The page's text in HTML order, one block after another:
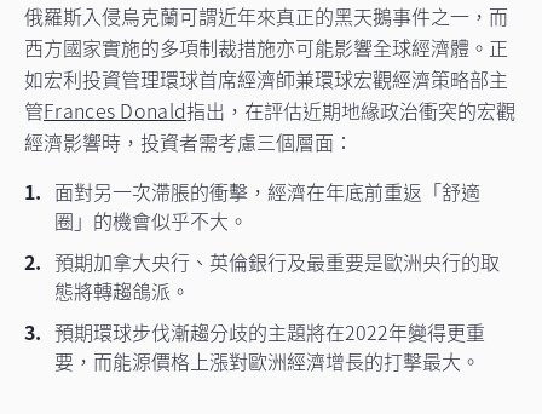
俄羅斯入侵烏克蘭可謂近年來真正的黑天鵝事件之一，而
西方國家實施的多項制裁措施亦可能影響全球經濟體。正
如宏利投資管理環球首席經濟師兼環球宏觀經濟策略部主
管Frances Donald指出，在評估近期地緣政治衝突的宏觀
經濟影響時，投資者需考慮三個層面：
面對另一次滯脹的衝擊，經濟在年底前重返「舒適
圈」的機會似乎不大。
預期加拿大央行、英倫銀行及最重要是歐洲央行的取
態將轉趨鴿派。
預期環球步伐漸趨分歧的主題將在2022年變得更重
要，而能源價格上漲對歐洲經濟增長的打擊最大。